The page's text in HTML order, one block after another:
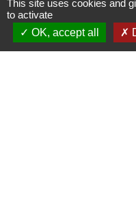
+33
This site uses cookies and
to activate
OK, accept all